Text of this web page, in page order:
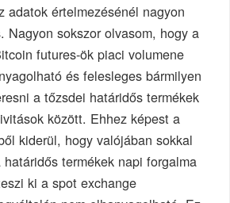
adatok értelmezésénél nagyon
Nagyon sokszor olvasom, hogy a
futures-ök piaci volumene
és felesleges bármilyen
a tőzsdei határidős termékek
között. Ehhez képest a
kiderül, hogy valójában sokkal
termékek napi forgalma
ki a spot exchange